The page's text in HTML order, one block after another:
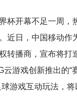
杯开幕不足一周，
近日，中国移动作
转播商，宣布将打
云游戏创新推出的“
游戏互动玩法，